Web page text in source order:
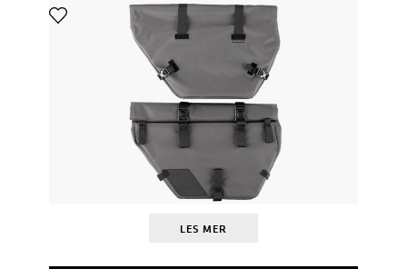
LES MER